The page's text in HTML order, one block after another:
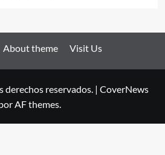
About theme Visit Us
reservados. | CoverNews
AF themes.